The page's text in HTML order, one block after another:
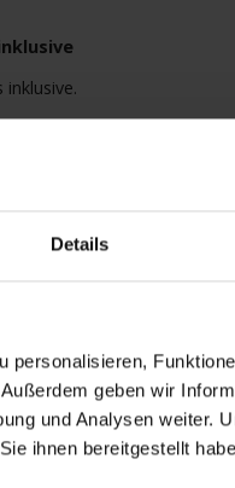
Details
personalisieren,
geben wir
und Analysen weiter.
ihnen bereitgestellt
Tonic Water)
werden (Ausnahme:
angeboten und
Getränke aus der
finden Sie unter "Extras